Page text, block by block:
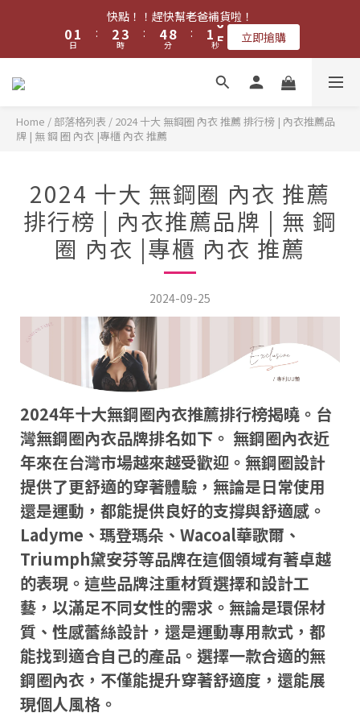
✨ 8 月夏日涼爽回饋・全館多重組合優惠 ✨
快點！！趕快幫老爸補貨啦！
01
0
日
:
3
2
1
4
3
2
時
:
5
4
3
9
8
7
3
分
:
2
1
0
5
4
3
1
秒 立即搶購
✨ 8 月夏日涼爽回饋・全館多重組合優惠 ✨
Home / 部落格列表 / 2024 十大 無鋼圈 內衣 推薦 排行榜 | 內衣推薦品
牌 | 無 鋼 圈 內衣 |專櫃 內衣 推薦
2024 十大 無鋼圈 內衣 推薦
排行榜 | 內衣推薦品牌 | 無 鋼
圈 內衣 |專櫃 內衣 推薦
2024-09-25
2024年十大無鋼圈內衣推薦排行榜揭曉。台
灣無鋼圈內衣品牌排名如下。 無鋼圈內衣近
年來在台灣市場越來越受歡迎。無鋼圈設計
提供了更舒適的穿著體驗，無論是日常使用
還是運動，都能提供良好的支撐與舒適感。
Ladyme、瑪登瑪朵、Wacoal華歌爾、
Triumph黛安芬等品牌在這個領域有著卓越
的表現。這些品牌注重材質選擇和設計工
藝，以滿足不同女性的需求。無論是環保材
質、性感蕾絲設計，還是運動專用款式，都
能找到適合自己的產品。選擇一款合適的無
鋼圈內衣，不僅能提升穿著舒適度，還能展
現個人風格。